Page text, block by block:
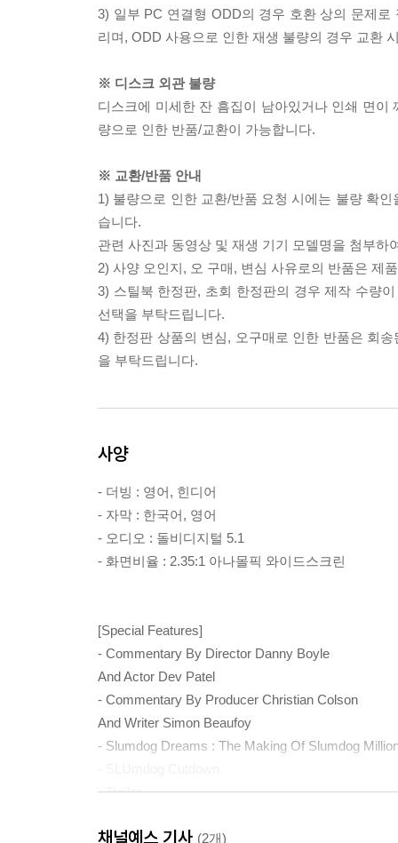
3) 일부 PC 연결형 ODD의 경우 호환 상의 문제
리며, ODD 사용으로 인한 재생 불량의 경우 교환
※ 디스크 외관 불량
디스크에 미세한 잔 흠집이 남아있거나 인쇄 면
량으로 인한 반품/교환이 가능합니다.
※ 교환/반품 안내
1) 불량으로 인한 교환/반품 요청 시에는 불량 확
습니다.
관련 사진과 동영상 및 재생 기기 모델명을 첨부하
2) 사양 오인지, 오 구매, 변심 사유로의 반품은 제
3) 스틸북 한정판, 초회 한정판의 경우 제작 수량
선택을 부탁드립니다.
4) 한정판 상품의 변심, 오구매로 인한 반품은 회
을 부탁드립니다.
사양
- 더빙 : 영어, 힌디어
- 자막 : 한국어, 영어
- 오디오 : 돌비디지털 5.1
- 화면비율 : 2.35:1 아나몰픽 와이드스크린
[Special Features]
- Commentary By Director Danny Boyle
And Actor Dev Patel
- Commentary By Producer Christian Colson
And Writer Simon Beaufoy
- Slumdog Dreams : The Making Of Slumdog
- Trailer
채널예스 기사 (2개)